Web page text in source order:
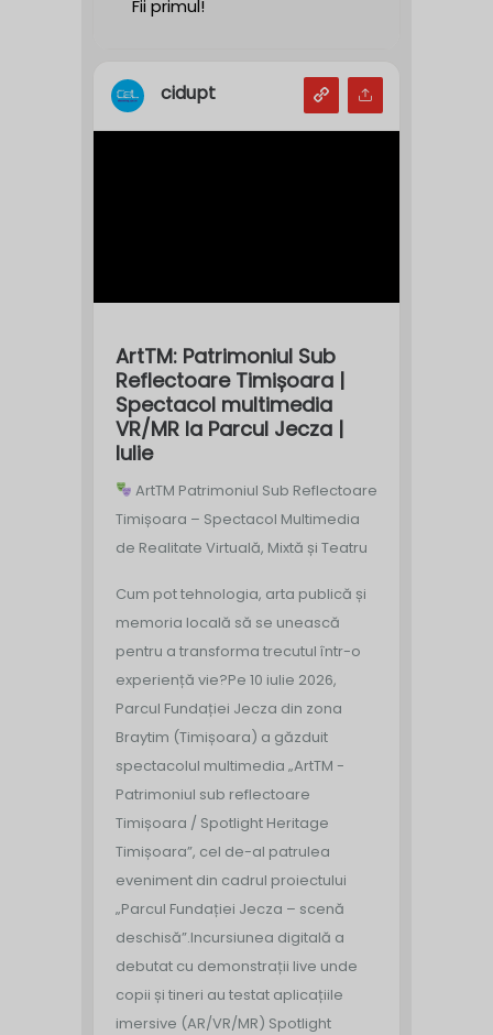
Fii primul!
cidupt
ArtTM: Patrimoniul Sub
Reflectoare Timișoara |
Spectacol multimedia
VR/MR la Parcul Jecza |
Iulie
ArtTM Patrimoniul Sub Reflectoare
Timișoara – Spectacol Multimedia
de Realitate Virtuală, Mixtă și Teatru
Cum pot tehnologia, arta publică și
memoria locală să se unească
pentru a transforma trecutul într-o
experiență vie?Pe 10 iulie 2026,
Parcul Fundației Jecza din zona
Braytim (Timișoara) a găzduit
spectacolul multimedia „ArtTM -
Patrimoniul sub reflectoare
Timișoara / Spotlight Heritage
Timișoara”, cel de-al patrulea
eveniment din cadrul proiectului
„Parcul Fundației Jecza – scenă
deschisă”.Incursiunea digitală a
debutat cu demonstrații live unde
copii și tineri au testat aplicațiile
imersive (AR/VR/MR) Spotlight